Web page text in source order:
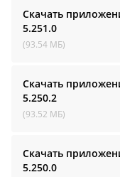
Скачать
5.251.0
(93.54 МБ)
Скачать
5.250.2
(93.52 МБ)
Скачать
5.250.0